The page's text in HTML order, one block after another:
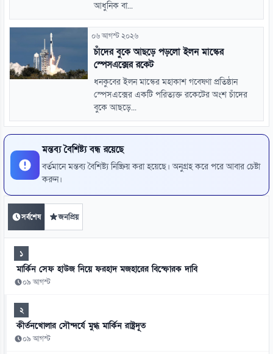
আধুনিক বা...
০৬ আগস্ট ২০২৬
চাঁদের বুকে আছড়ে পড়লো ইলন মাস্কের
স্পেসএক্সের রকেট
ধনকুবের ইলন মাস্কের মহাকাশ গবেষণা প্রতিষ্ঠান
স্পেসএক্সের একটি পরিত্যক্ত রকেটের অংশ চাঁদের
বুকে আছড়ে...
মন্তব্য বৈশিষ্ট্য বন্ধ রয়েছে
বর্তমানে মন্তব্য বৈশিষ্ট্য নিষ্ক্রিয় করা হয়েছে। অনুগ্রহ করে পরে আবার চেষ্টা
করুন।
সর্বশেষ জনপ্রিয়
১
মার্কিন সেফ হাউজ নিয়ে ফরহাদ মজহারের বিস্ফোরক দাবি
০৯ আগস্ট
২
কীর্তনখোলার সৌন্দর্যে মুগ্ধ মার্কিন রাষ্ট্রদূত
০৯ আগস্ট